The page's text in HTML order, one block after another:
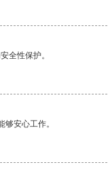
全性保护。
安心工作。